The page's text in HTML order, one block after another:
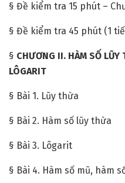
§ Đề kiểm tra 15 phút –
§ Đề kiểm tra 45 phút (1
§ CHƯƠNG II. HÀM SỐ LŨY
LÔGARIT
§ Bài 1. Lũy thừa
§ Bài 2. Hàm số lũy thừa
§ Bài 3. Lôgarit
§ Bài 4. Hàm số mũ, hàm